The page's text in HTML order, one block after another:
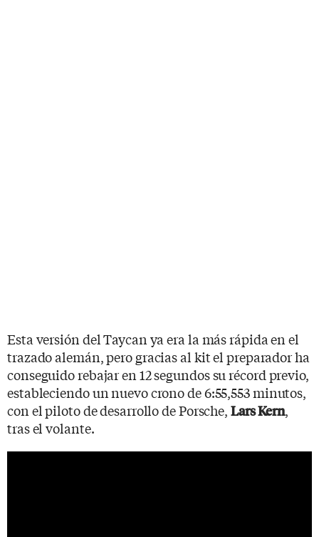
Esta versión del Taycan ya era la más rápida en el
trazado alemán, pero gracias al kit el preparador ha
conseguido rebajar en 12 segundos su récord previo,
estableciendo un nuevo crono de 6:55,553 minutos,
con el piloto de desarrollo de Porsche, Lars Kern,
tras el volante.